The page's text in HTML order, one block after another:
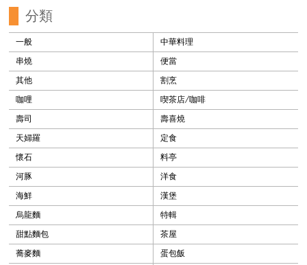
分類
一般
中華料理
串燒
便當
其他
割烹
咖哩
喫茶店/咖啡
壽司
壽喜燒
天婦羅
定食
懷石
料亭
河豚
洋食
海鮮
漢堡
烏龍麵
特輯
甜點麵包
茶屋
蕎麥麵
蛋包飯